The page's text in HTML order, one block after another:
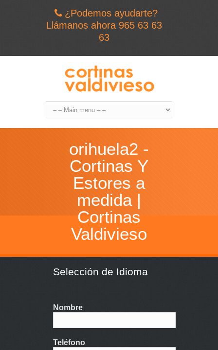
¿Podemos ayudarte?
Llámanos ahora 965 63 63
63
orihuela2 -
Cortinas Y
Estores a
medida |
Cortinas
Valdivieso
Selección de Idioma
Nombre
Teléfono